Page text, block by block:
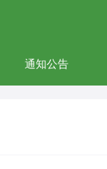
通知公告